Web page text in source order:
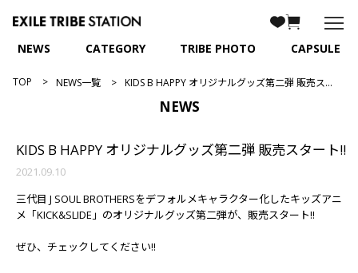
NEWS CATEGORY TRIBE PHOTO CAPSULE
TOP NEWS一覧 KIDS B HAPPY オリジナルグッズ第二弾 販売スタート!!
NEWS
KIDS B HAPPY オリジナルグッズ第二弾 販売スタート!!
2021.09.10
三代目 J SOUL BROTHERSをデフォルメキャラクター化したキッズアニ
メ「KICK&SLIDE」のオリジナルグッズ第二弾が、販売スタート!!
ぜひ、チェックしてください!!